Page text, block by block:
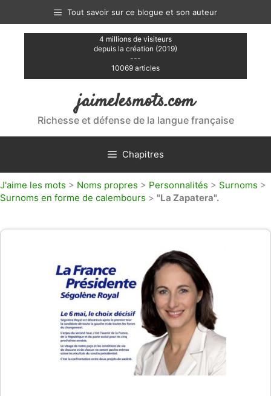
contenu
Tout savoir sur ce blogue et son auteur
4 millions de visiteurs
depuis la création (2019)
---
10069 articles
jaimelesmots.com
Richesse et défense de la langue française
Chapitres
J'aime les mots > Noms propres > Personnalités > Surnoms >
Surnoms en forme de calembours > "La Zapatera".